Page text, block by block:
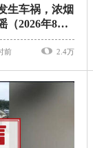
生车祸，浓烟
2026年8月7
前 2.4万